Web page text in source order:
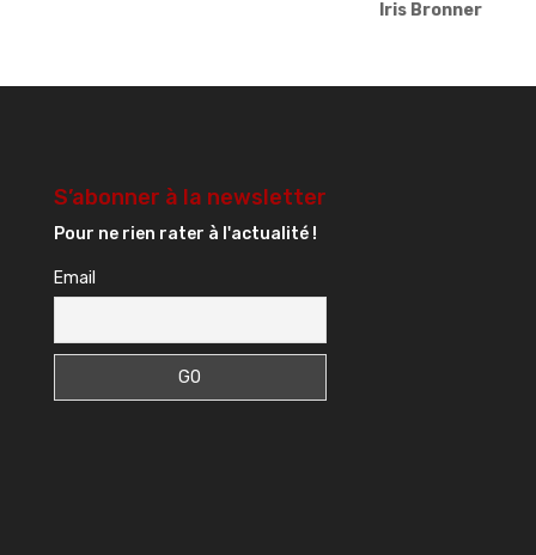
Iris Bronner
S’abonner à la newsletter
Pour ne rien rater à l'actualité !
Email